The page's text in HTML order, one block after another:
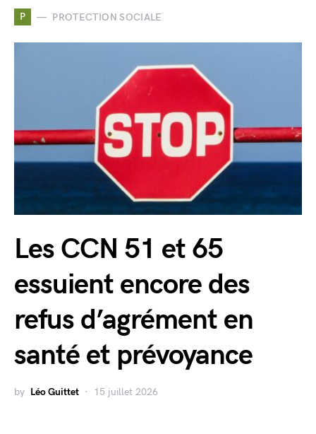
P PROTECTION SOCIALE
Les CCN 51 et 65
essuient encore des
refus d’agrément en
santé et prévoyance
by Léo Guittet 15 juillet 2026